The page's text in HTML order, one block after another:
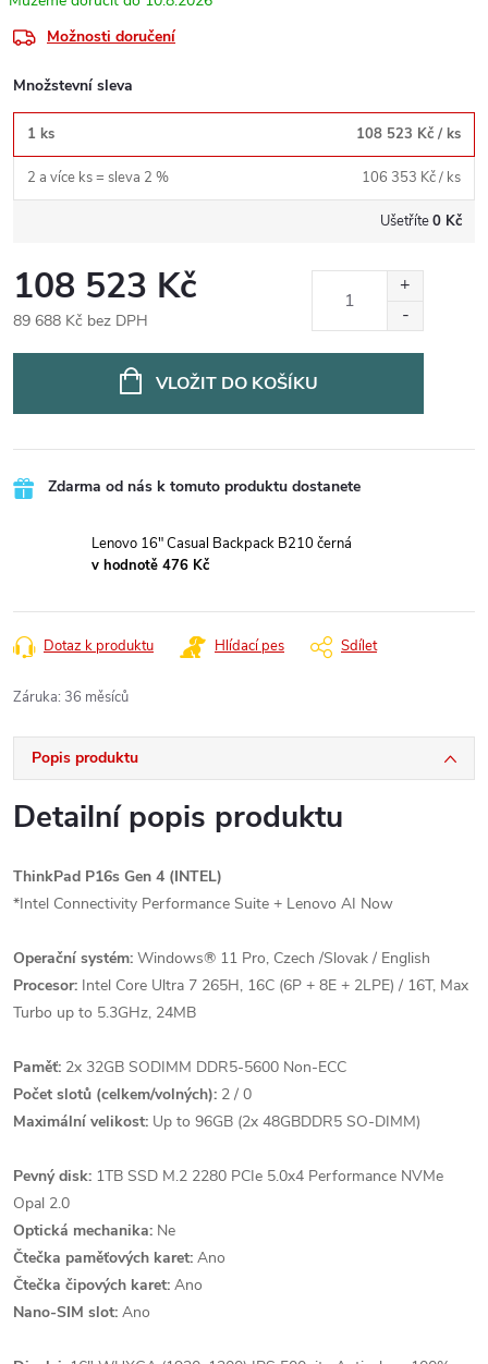
Možnosti doručení
Množstevní sleva
1 ks 108 523 Kč / ks
2 a více ks = sleva 2 % 106 353 Kč/ ks
Ušetříte0 Kč
108 523 Kč
89 688 Kč bez DPH
VLOŽIT DO KOŠÍKU
Zdarma od nás k tomuto produktu dostanete
Lenovo 16" Casual Backpack B210 černá
v hodnotě 476 Kč
Dotaz k produktu Hlídací pes Sdílet
Záruka: 36 měsíců
Popis produktu
Detailní popis produktu
ThinkPad P16s Gen 4 (INTEL)
*Intel Connectivity Performance Suite + Lenovo AI Now
Operační systém: Windows® 11 Pro, Czech /Slovak / English
Procesor: Intel Core Ultra 7 265H, 16C (6P + 8E + 2LPE) / 16T, Max
Turbo up to 5.3GHz, 24MB
Paměť: 2x 32GB SODIMM DDR5-5600 Non-ECC
Počet slotů (celkem/volných): 2 / 0
Maximální velikost: Up to 96GB (2x 48GBDDR5 SO-DIMM)
Pevný disk: 1TB SSD M.2 2280 PCIe 5.0x4 Performance NVMe
Opal 2.0
Optická mechanika: Ne
Čtečka paměťových karet: Ano
Čtečka čipových karet: Ano
Nano-SIM slot: Ano